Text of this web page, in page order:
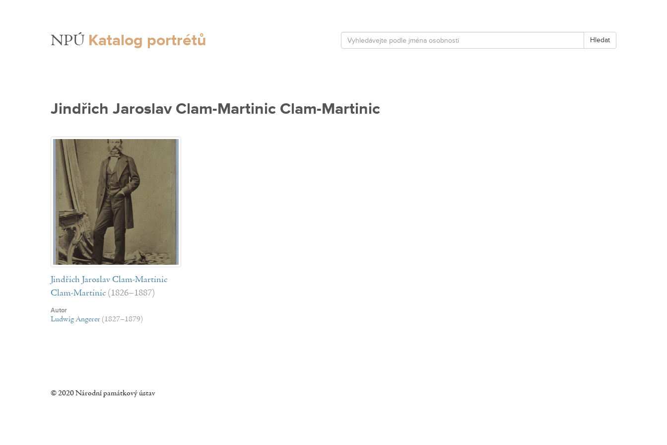
NPÚ Katalog portrétů Hledat
Jindřich Jaroslav Clam-Martinic Clam-Martinic
Jindřich Jaroslav Clam-Martinic
Clam-Martinic (1826–1887)
Autor
Ludwig Angerer (1827–1879)
© 2020 Národní památkový ústav